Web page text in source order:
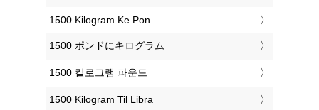
‎1500 Kilogram Ke Pon
‎1500 ポンドにキログラム
‎1500 킬로그램 파운드
‎1500 Kilogram Til Libra